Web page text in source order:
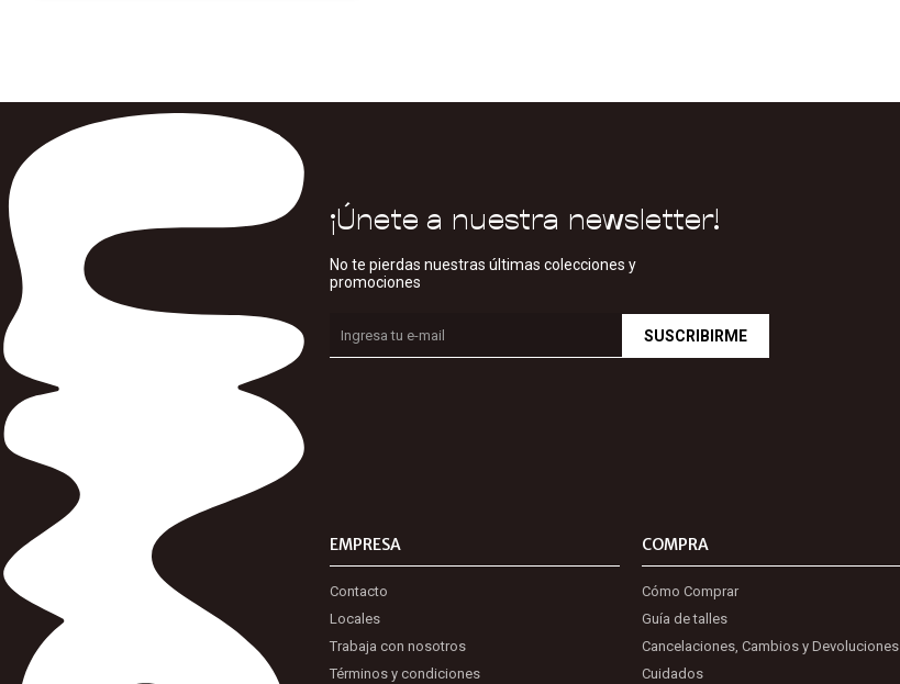
EMPRESA
Contacto
Locales
Trabaja con nosotros
Términos y condiciones
COMPRA
Cómo Comprar
Guía de talles
Cancelaciones, Cambios y Devoluciones
Cuidados
¡Únete a nuestra newsletter!
No te pierdas nuestras últimas colecciones y
promociones
SUSCRIBIRME